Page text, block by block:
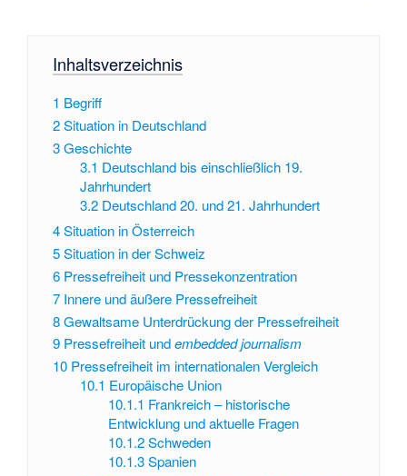
Inhaltsverzeichnis
1 Begriff
2Situation in Deutschland
3Geschichte
3.1 Deutschland bis einschließlich 19.
Jahrhundert
3.2 Deutschland 20. und 21. Jahrhundert
4Situation in Österreich
5Situation in der Schweiz
6 Pressefreiheit und Pressekonzentration
7 Innere und äußere Pressefreiheit
8Gewaltsame Unterdrückung der Pressefreiheit
9 Pressefreiheit undembedded journalism
10 Pressefreiheit im internationalen Vergleich
10.1 Europäische Union
10.1.1 Frankreich – historische
Entwicklung und aktuelle Fragen
10.1.2 Schweden
10.1.3 Spanien